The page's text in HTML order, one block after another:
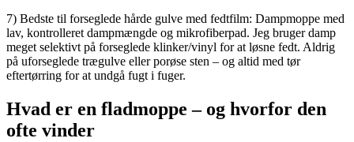
7) Bedste til forseglede hårde gulve med fedtfilm: Dampmoppe med
lav, kontrolleret dampmængde og mikrofiberpad. Jeg bruger damp
meget selektivt på forseglede klinker/vinyl for at løsne fedt. Aldrig
på uforseglede trægulve eller porøse sten – og altid med tør
eftertørring for at undgå fugt i fuger.
Hvad er en fladmoppe – og hvorfor den
ofte vinder